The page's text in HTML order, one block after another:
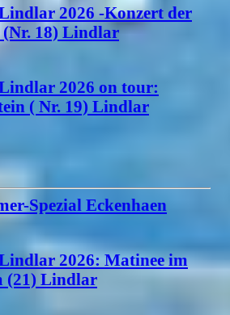
2026 -Konzert der
(Nr. 18) Lindlar
2026 on tour:
( Nr. 19) Lindlar
Spezial Eckenhaen
2026: Matinee im
(21) Lindlar